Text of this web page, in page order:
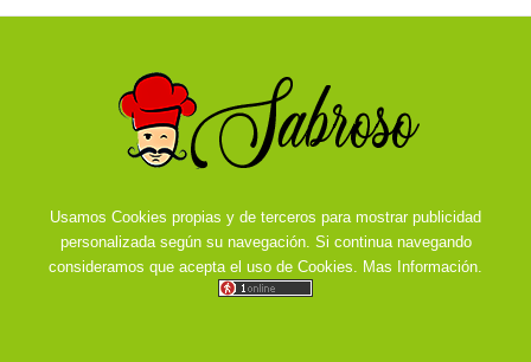
Usamos Cookies propias y de terceros para mostrar publicidad
personalizada según su navegación. Si continua navegando
consideramos que acepta el uso de Cookies.
Mas Información.